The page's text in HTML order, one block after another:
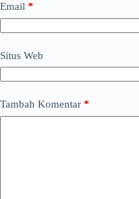
Email *
Situs Web
Tambah Komentar *